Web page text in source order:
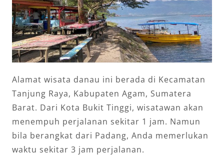
Alamat wisata danau ini berada di Kecamatan
Tanjung Raya, Kabupaten Agam, Sumatera
Barat. Dari Kota Bukit Tinggi, wisatawan akan
menempuh perjalanan sekitar 1 jam. Namun
bila berangkat dari Padang, Anda memerlukan
waktu sekitar 3 jam perjalanan.